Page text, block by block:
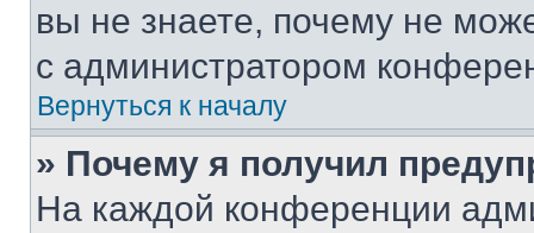
вы не знаете, почему не
с администратором
Вернуться к началу
» Почему я получил
На каждой конференции